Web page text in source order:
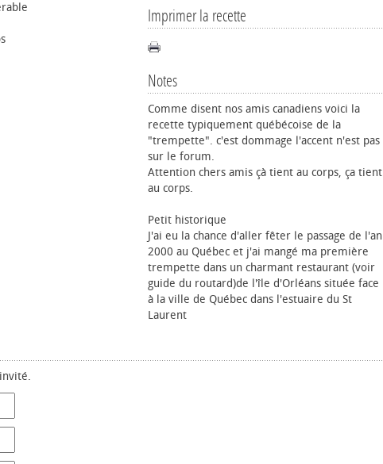
Imprimer la recette
Notes
Comme disent nos amis canadiens voici la
recette typiquement québécoise de la
"trempette". c'est dommage l'accent n'est pas
sur le forum.
Attention chers amis çà tient au corps, ça tient
au corps.
Petit historique
J'ai eu la chance d'aller fêter le passage de l'an
2000 au Québec et j'ai mangé ma première
trempette dans un charmant restaurant (voir
guide du routard)de l'île d'Orléans située face
à la ville de Québec dans l'estuaire du St
Laurent